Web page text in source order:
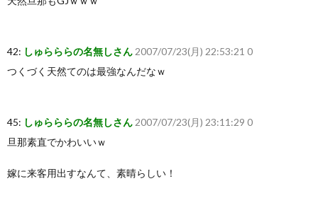
42: しゅらららの名無しさん 2007/07/23(月) 22:53:21 0
つくづく天然てのは最強なんだなｗ
45: しゅらららの名無しさん 2007/07/23(月) 23:11:29 0
旦那素直でかわいいｗ
嫁に来客用出すなんて、素晴らしい！